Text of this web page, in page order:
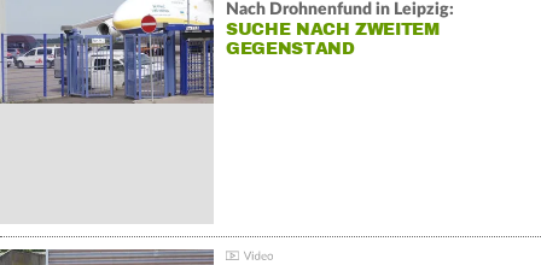
Nach Drohnenfund in Leipzig:
SUCHE NACH ZWEITEM
GEGENSTAND